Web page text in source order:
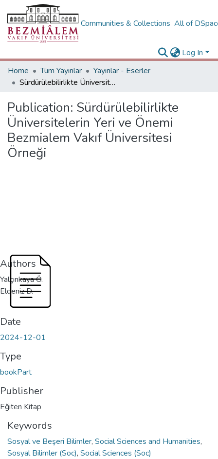
Communities & Collections All of
Log In
Home
Tüm Yayınlar
Yayınlar - Eserler
Sürdürülebilirlikte Üniversitelerin Yeri ve Önemi Bezmialem Vakıf Üniversitesi Örneği
Publication: Sürdürülebilirlikte
Üniversitelerin Yeri ve Önemi
Bezmialem Vakıf Üniversitesi
Örneği
Authors
Yalçınkaya Ö.
Eldeniz D.
Date
2024-12-01
Type
bookPart
Publisher
Eğiten Kitap
Keywords
Sosyal ve Beşeri Bilimler, Social Sciences and Humanities,
Sosyal Bilimler (Soc), Social Sciences (Soc)